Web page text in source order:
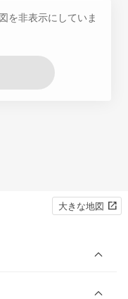
を非表示にしていま
大きな地図